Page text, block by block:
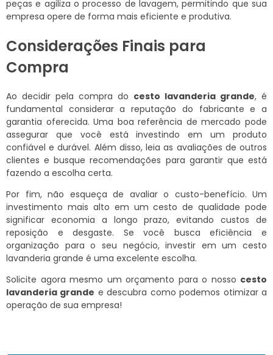
peças e agiliza o processo de lavagem, permitindo que sua
empresa opere de forma mais eficiente e produtiva.
Considerações Finais para
Compra
Ao decidir pela compra do cesto lavanderia grande, é
fundamental considerar a reputação do fabricante e a
garantia oferecida. Uma boa referência de mercado pode
assegurar que você está investindo em um produto
confiável e durável. Além disso, leia as avaliações de outros
clientes e busque recomendações para garantir que está
fazendo a escolha certa.
Por fim, não esqueça de avaliar o custo-benefício. Um
investimento mais alto em um cesto de qualidade pode
significar economia a longo prazo, evitando custos de
reposição e desgaste. Se você busca eficiência e
organização para o seu negócio, investir em um cesto
lavanderia grande é uma excelente escolha.
Solicite agora mesmo um orçamento para o nosso cesto
lavanderia grande e descubra como podemos otimizar a
operação de sua empresa!